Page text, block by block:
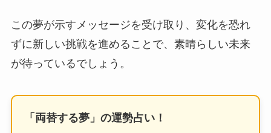
この夢が示すメッセージを受け取り、変化を恐れ
ずに新しい挑戦を進めることで、素晴らしい未来
が待っているでしょう。
「両替する夢」の運勢占い！